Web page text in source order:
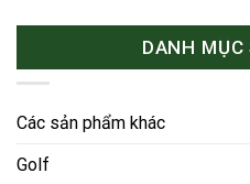
DANH
Các sản phẩm khác
Golf